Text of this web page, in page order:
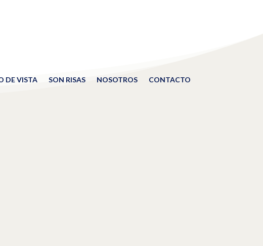
DE VISTA SON RISAS NOSOTROS CONTACTO